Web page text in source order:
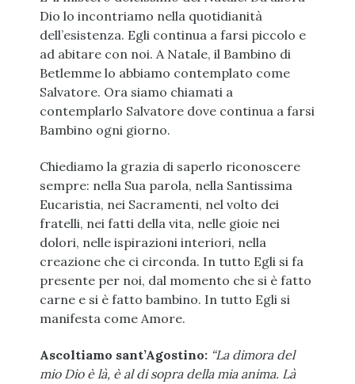
Dio lo incontriamo nella quotidianità
dell’esistenza. Egli continua a farsi piccolo e
ad abitare con noi. A Natale, il Bambino di
Betlemme lo abbiamo contemplato come
Salvatore. Ora siamo chiamati a
contemplarlo Salvatore dove continua a farsi
Bambino ogni giorno.
Chiediamo la grazia di saperlo riconoscere
sempre: nella Sua parola, nella Santissima
Eucaristia, nei Sacramenti, nel volto dei
fratelli, nei fatti della vita, nelle gioie nei
dolori, nelle ispirazioni interiori, nella
creazione che ci circonda. In tutto Egli si fa
presente per noi, dal momento che si è fatto
carne e si è fatto bambino. In tutto Egli si
manifesta come Amore.
Ascoltiamo sant’Agostino: “La dimora del
mio Dio è là, è al di sopra della mia anima. Là